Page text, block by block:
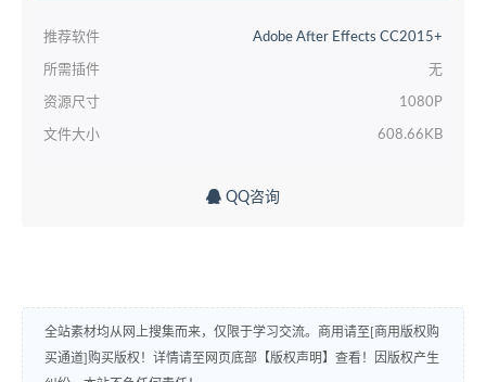
推荐软件 Adobe After Effects CC2015+
所需插件 无
资源尺寸 1080P
文件大小 608.66KB
QQ咨询
全站素材均从网上搜集而来，仅限于学习交流。商用请至[商用版权购
买通道]购买版权！详情请至网页底部【版权声明】查看！因版权产生